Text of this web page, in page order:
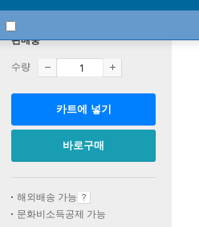
판매중
수량
카트에 넣기
바로구매
해외배송 가능
문화비소득공제 가능